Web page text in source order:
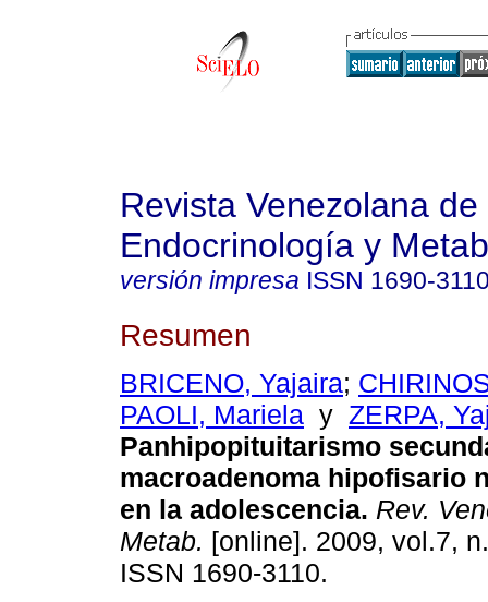
Revista Venezolana de
Endocrinología y
versión impresa ISSN 1690-
Resumen
BRICENO, Yajaira;
PAOLI, Mariela y ZERPA,
Panhipopituitarismo
macroadenoma hipofisario
en la adolescencia. Rev.
Metab. [online]. 2009, vol.7,
ISSN 1690-3110.